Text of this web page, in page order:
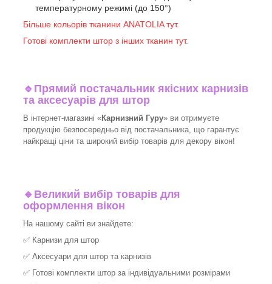
температурному режимі (до 150°)
Більше кольорів тканини ANATOLIA тут.
Готові комплекти штор з інших тканин тут.
🔹 Прямий постачальник якісних карнизів
та аксесуарів для штор
В інтернет-магазині «Карнизний Гуру» ви отримуєте
продукцію безпосередньо від постачальника, що гарантує
найкращі ціни та широкий вибір товарів для декору вікон!​
🔹 Великий вибір товарів для
оформлення вікон
На нашому сайті ви знайдете:
✅ Карнизи для штор
✅ Аксесуари для штор та карнизів
✅ Готові комплекти штор за індивідуальними розмірами